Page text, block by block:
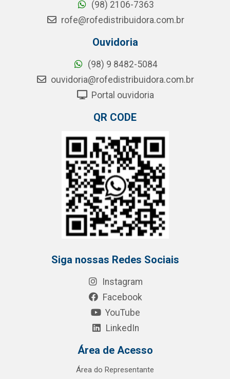
(98) 2106-7363
rofe@rofedistribuidora.com.br
Ouvidoria
(98) 9 8482-5084
ouvidoria@rofedistribuidora.com.br
Portal ouvidoria
QR CODE
Siga nossas Redes Sociais
Instagram
Facebook
YouTube
LinkedIn
Área de Acesso
Área do Representante